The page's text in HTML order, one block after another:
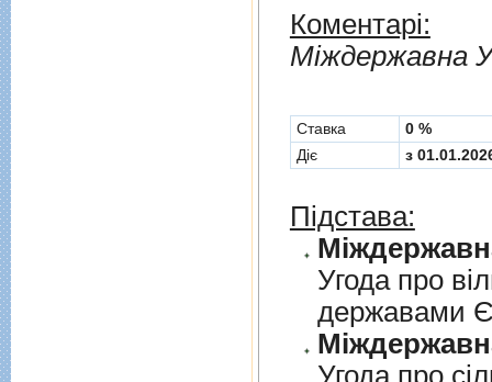
Коментарі:
Мiждержавна
Cтавка
0 %
Діє
з
Підстава:
Угода про
державами